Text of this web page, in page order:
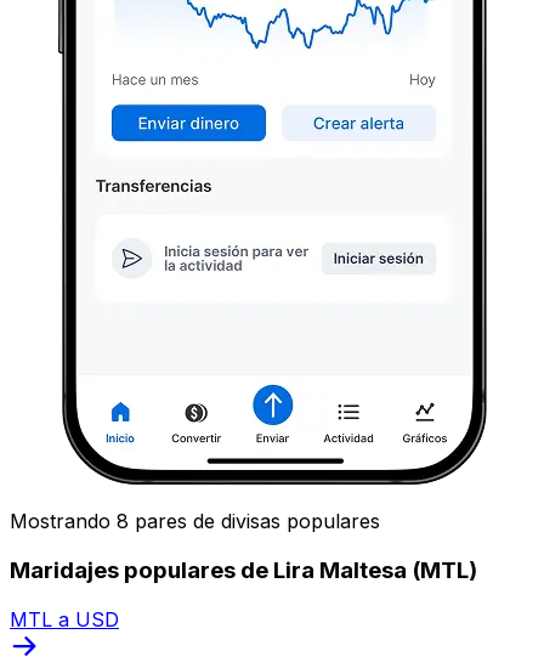
Mostrando 8 pares de divisas populares
Maridajes populares de Lira Maltesa (MTL)
MTL a USD